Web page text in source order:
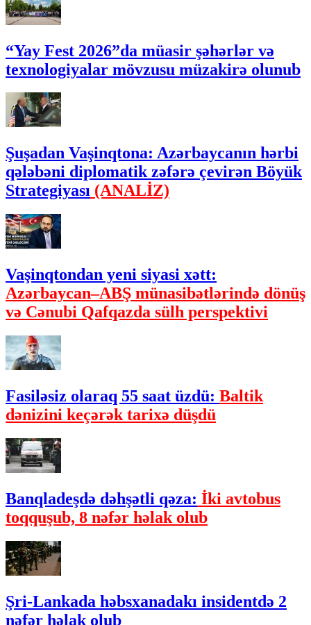
“Yay Fest 2026”da müasir şəhərlər və
texnologiyalar mövzusu müzakirə olunub
Şuşadan Vaşinqtona: Azərbaycanın hərbi
qələbəni diplomatik zəfərə çevirən Böyük
Strategiyası (ANALİZ)
Vaşinqtondan yeni siyasi xətt:
Azərbaycan–ABŞ münasibətlərində dönüş
və Cənubi Qafqazda sülh perspektivi
Fasiləsiz olaraq 55 saat üzdü: Baltik
dənizini keçərək tarixə düşdü
Banqladeşdə dəhşətli qəza: İki avtobus
toqquşub, 8 nəfər həlak olub
Şri-Lankada həbsxanadakı insidentdə 2
nəfər həlak olub